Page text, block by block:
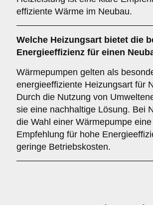
effiziente Wärme im Neubau.
Welche Heizungsart bietet die
Energieeffizienz für einen
Wärmepumpen gelten als
energieeffiziente Heizungsart für
Durch die Nutzung von
sie eine nachhaltige Lösung. Bei
die Wahl einer Wärmepumpe
Empfehlung für hohe
geringe Betriebskosten.